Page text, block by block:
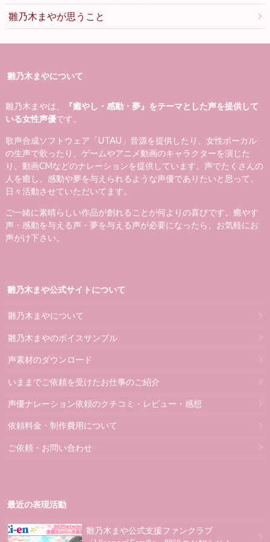
雛乃木まやが思うこと
雛乃木まやについて
雛乃木まやは、
『癒やし・感動・夢』をテーマとした声を提供して
いる女性声優です。
歌声合成ソフトウェア「UTAU」音源を提供したり、女性ボーカル
の生声で歌ったり、ゲームやアニメ動画のキャラクターを演じた
り、動画CMなどのナレーションを提供しています。声でたくさんの
人を癒し、感動や夢を与えられるような声優でありたいと思って、
日々活動させていただいてます。
ご一緒に素晴らしい作品が創れることが何よりの喜びです。癒やす
声・感動を与える声・夢を与える声が必要になったら、お気軽にお
声がけ下さい。
雛乃木まや公式サイトについて
雛乃木まやについて
雛乃木まやのボイスサンプル
声素材のダウンロード
いままでご依頼を受けたお仕事のご紹介
声優ナレーション依頼のクチコミ・レビュー・感想
依頼料金・制作費用について
ご依頼・お問い合わせ
最近の表現活動
雛乃木まや公式支援ファンクラブ